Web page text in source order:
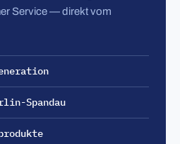
Service — direkt vom
Spandau